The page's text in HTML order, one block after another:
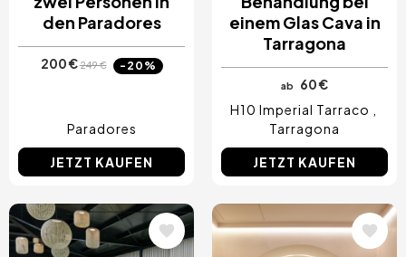
den Paradores
200 €249 € -20%
Paradores
JETZT KAUFEN
einem Glas Cava in
Tarragona
ab
60 €
H10 Imperial Tarraco
Tarragona
JETZT KAUFEN
Bild Bild